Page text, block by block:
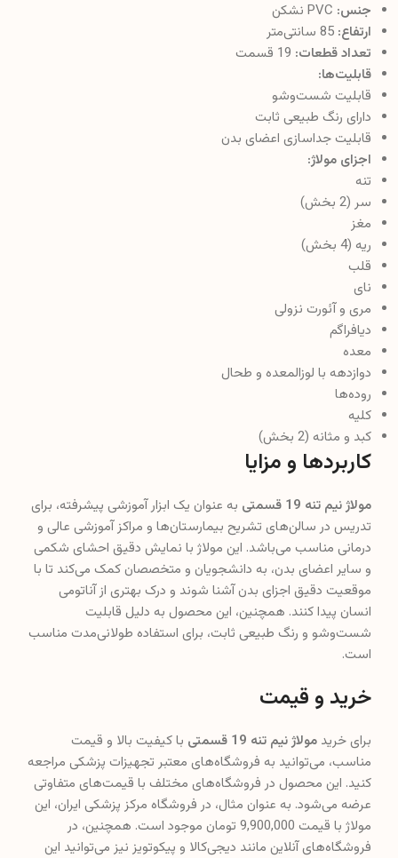
جنس:
ارتفاع:
تعداد قطعات:
قابلیت‌ها:
قابلیت شست‌وشو
دارای رنگ طبیعی ثابت
قابلیت جداسازی اعضای بدن
اجزای مولاژ:
تنه
سر (2 بخش)
مغز
ریه (4 بخش)
قلب
نای
مری و آئورت نزولی
دیافراگم
معده
دوازدهه با لوزالمعده و طحال
روده‌ها
کلیه
کبد و مثانه (2 بخش)
کاربردها و مزایا
مولاژ نیم تنه 19 قسمتی
به عنوان یک ابزار آموزشی پیشرفته، برای
تدریس در سالن‌های تشریح بیمارستان‌ها و مراکز آموزشی عالی و
درمانی مناسب می‌باشد. این مولاژ با نمایش دقیق احشای شکمی
و سایر اعضای بدن، به دانشجویان و متخصصان کمک می‌کند تا با
موقعیت دقیق اجزای بدن آشنا شوند و درک بهتری از آناتومی
انسان پیدا کنند. همچنین، این محصول به دلیل قابلیت
شست‌وشو و رنگ طبیعی ثابت، برای استفاده طولانی‌مدت مناسب
است.
خرید و قیمت
برای خرید مولاژ نیم تنه 19 قسمتی
با کیفیت بالا و قیمت
مناسب، می‌توانید به فروشگاه‌های معتبر تجهیزات پزشکی مراجعه
کنید. این محصول در فروشگاه‌های مختلف با قیمت‌های متفاوتی
عرضه می‌شود. به عنوان مثال، در فروشگاه مرکز پزشکی ایران، این
مولاژ با قیمت 9,900,000 تومان موجود است. همچنین، در
فروشگاه‌های آنلاین مانند دیجی‌کالا و پیکوتویز نیز می‌توانید این